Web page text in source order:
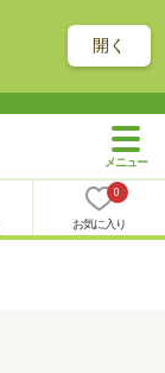
開く
0
お気に入り